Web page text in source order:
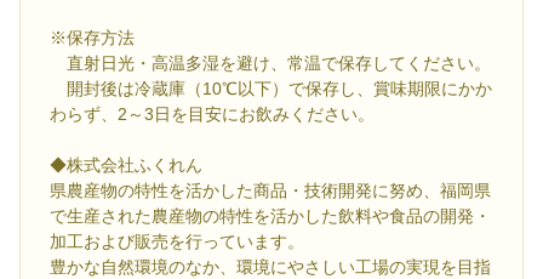
※保存方法
直射日光・高温多湿を避け、常温で保存してください。
開封後は冷蔵庫（10℃以下）で保存し、賞味期限にかか
わらず、2～3日を目安にお飲みください。
◆株式会社ふくれん
県農産物の特性を活かした商品・技術開発に努め、福岡県
で生産された農産物の特性を活かした飲料や食品の開発・
加工および販売を行っています。
豊かな自然環境のなか、環境にやさしい工場の実現を目指